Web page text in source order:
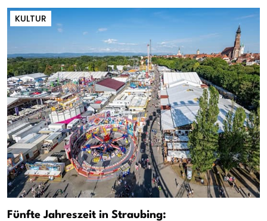
KULTUR
Fünfte Jahreszeit in Straubing: